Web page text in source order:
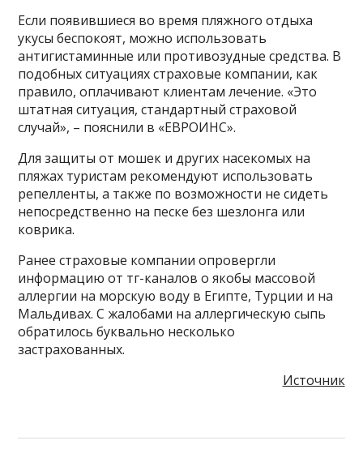
Если появившиеся во время пляжного отдыха
укусы беспокоят, можно использовать
антигистаминные или противозудные средства. В
подобных ситуациях страховые компании, как
правило, оплачивают клиентам лечение. «Это
штатная ситуация, стандартный страховой
случай», – пояснили в «ЕВРОИНС».
Для защиты от мошек и других насекомых на
пляжах туристам рекомендуют использовать
репелленты, а также по возможности не сидеть
непосредственно на песке без шезлонга или
коврика.
Ранее страховые компании опровергли
информацию от тг-каналов о якобы массовой
аллергии на морскую воду в Египте, Турции и на
Мальдивах. С жалобами на аллергическую сыпь
обратилось буквально несколько
застрахованных.
Источник